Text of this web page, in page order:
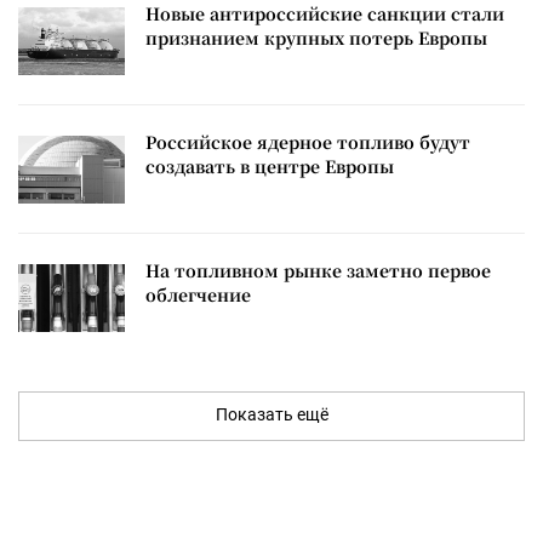
Новые антироссийские санкции стали
признанием крупных потерь Европы
Российское ядерное топливо будут
создавать в центре Европы
На топливном рынке заметно первое
облегчение
Показать ещё